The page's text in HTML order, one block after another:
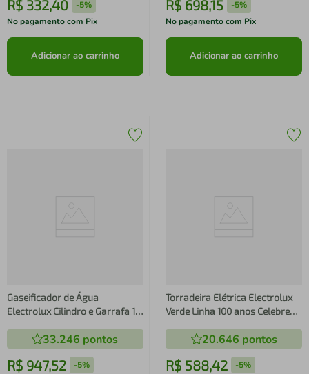
R$ 332,40 -5%
No pagamento com Pix
Adicionar ao carrinho
R$ 698,15 -5%
No pagamento com Pix
Adicionar ao carrinho
Gaseificador de Água
Electrolux Cilindro e Garrafa 1L
Frescor (ESM100)
33.246 pontos
R$ 947,52 -5%
Torradeira Elétrica Electrolux
Verde Linha 100 anos Celebre
20.646 pontos
R$ 588,42 -5%